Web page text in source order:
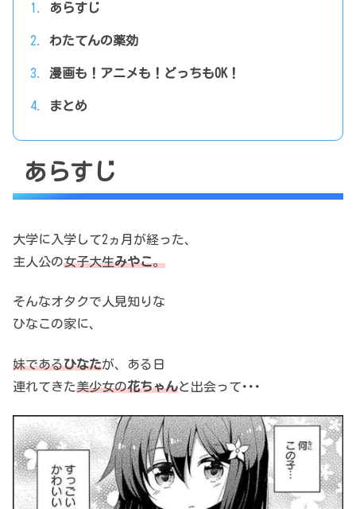
あらすじ
わたてんの薬効
漫画も！アニメも！どっちもOK！
まとめ
あらすじ
大学に入学して2ヵ月が経った、
主人公の女子大生みやこ。
そんなオタクで人見知りな
ひなこの家に、
妹であるひなたが、ある日
連れてきた美少女の花ちゃんと出会って･･･